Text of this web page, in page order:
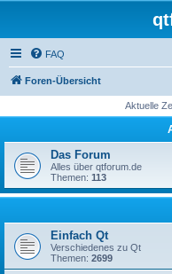
FAQ
Foren-Übersicht
Aktuelle
Das Forum
Alles über qtforum.de
Themen: 113
Einfach Qt
Verschiedenes zu Qt
Themen: 2699